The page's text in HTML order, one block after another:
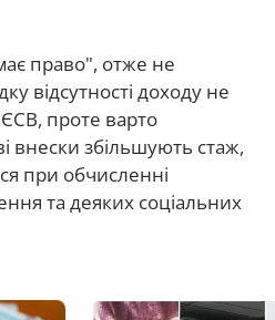
право", отже не
відсутності доходу не
проте варто
внески збільшують стаж,
при обчисленні
та деяких соціальних